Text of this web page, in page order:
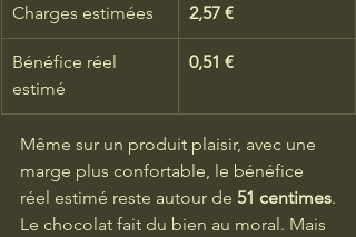
Charges estimées 2,57 €
Bénéfice réel
estimé
0,51 €
Même sur un produit plaisir, avec une
marge plus confortable, le bénéfice
réel estimé reste autour de 51 centimes.
Le chocolat fait du bien au moral. Mais